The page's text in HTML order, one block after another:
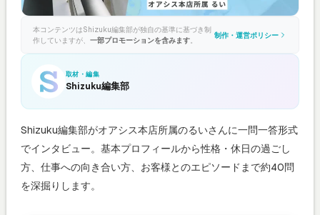
本コンテンツはShizuku編集部が独自の基準に基づき制
作していますが、 一部プロモーションを含みます。
制作・運営ポリシー
取材・編集
Shizuku編集部
Shizuku編集部がオアシス本店所属のるいさんに一問一答形式
でインタビュー。基本プロフィールから性格・休日の過ごし
方、仕事への向き合い方、お客様とのエピソードまで約40問
を深掘りします。